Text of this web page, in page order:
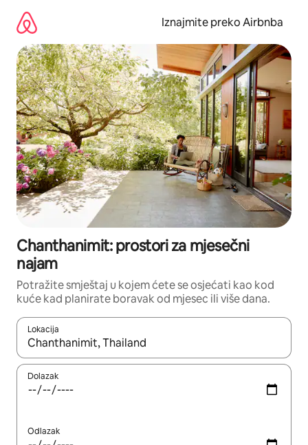
sadržaj
Iznajmite preko Airbnba
Chanthanimit: prostori za mjesečni
najam
Potražite smještaj u kojem ćete se osjećati kao kod
kuće kad planirate boravak od mjesec ili više dana.
Lokacija
Kada budu dostupni rezultati, moći ćete ih pregledati
Dolazak
Odlazak